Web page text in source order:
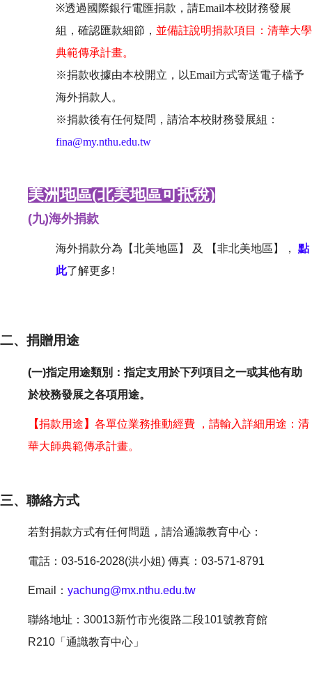
※透過國際銀行電匯捐款，請Email本校財務發展
組，確認匯款細節， 並備註說明捐款項目：清華大學
典範傳承計畫。
※捐款收據由本校開立，以Email方式寄送電子檔予
海外捐款人。
※捐款後有任何疑問，請洽本校財務發展組：
fina@my.nthu.edu.tw
美洲地區(北美地區可抵稅)
(九)海外捐款
海外捐款分為【北美地區】 及 【非北美地區】， 點
此了解更多!
二、捐贈用途
(一)指定用途類別：指定支用於下列項目之一或其他有助
於校務發展之各項用途。
【捐款用途 】 各單位業務推動經費 ，請輸入詳細用途：清
華大師典範傳承計畫。
三、聯絡方式
若對捐款方式有任何問題，請洽通識教育中心：
電話：03-516-2028(洪小姐) 傳真：03-571-8791
Email： yachung@mx.nthu.edu.tw
聯絡地址：30013新竹市光復路二段101號教育館
R210「通識教育中心」